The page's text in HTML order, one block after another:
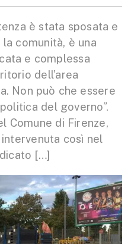
è stata sposata e
comunità, è una
e complessa
dell’area
Non può che essere
del governo”.
Comune di Firenze,
così nel
[…]